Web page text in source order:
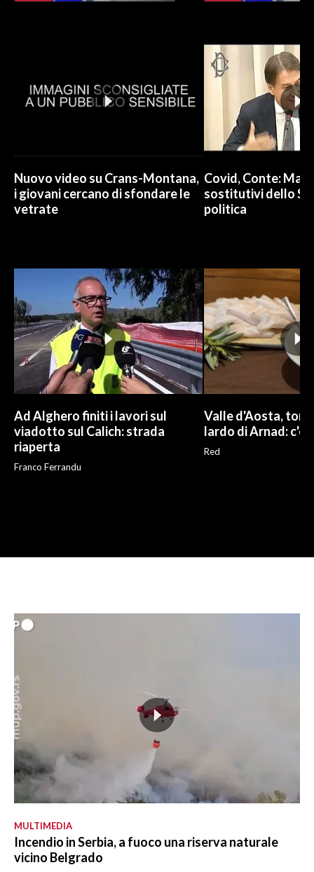
Nuovo video su Crans-Montana,
i giovani cercano di sfondare le
vetrate
Covid, Conte: Mai
sostitutivi dello
politica
Ad Alghero finiti i lavori sul
viadotto sul Calich: strada
riaperta
Franco Ferrandu
Valle d'Aosta,
lardo di Arnad: c'è
Red
MULTIMEDIA
Incendio in Serbia, a fuoco una riserva naturale
vicino Belgrado